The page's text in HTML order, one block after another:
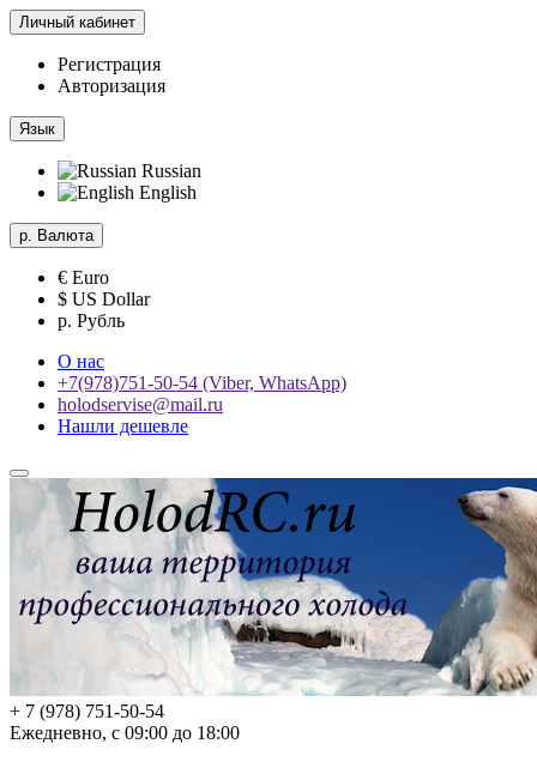
Личный кабинет
Регистрация
Авторизация
Язык
Russian
English
р. Валюта
€ Euro
$ US Dollar
р. Рубль
О нас
+7(978)751-50-54 (Viber, WhatsApp)
holodservise@mail.ru
Нашли дешевле
+ 7 (978) 751-50-54
Ежедневно, с 09:00 до 18:00